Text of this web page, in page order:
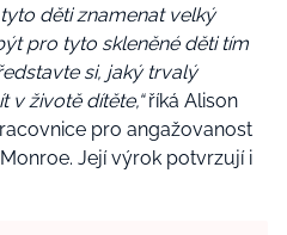
děti znamenat velký
pro tyto skleněné děti tím
si, jaký trvalý
v životě dítěte,“říká Alison
pro angažovanost
Její výrok potvrzují i